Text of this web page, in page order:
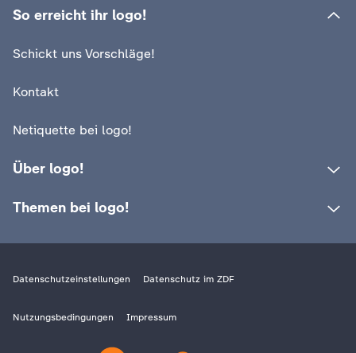
Wer KI-Inhalte kennzeichnen
Video1:25
So erreicht ihr logo!
Schickt uns Vorschläge!
Kontakt
Netiquette bei logo!
Über logo!
Themen bei logo!
Datenschutzeinstellungen Datenschutz im ZDF
Nutzungsbedingungen Impressum